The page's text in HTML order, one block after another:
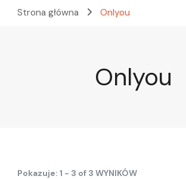
Strona główna Onlyou
Onlyou
Pokazuje: 1 - 3 of 3 WYNIKÓW